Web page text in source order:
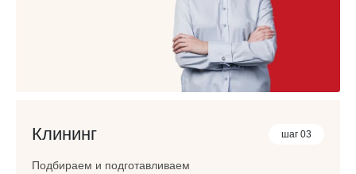
шаг 03
Клининг
Подбираем и подготавливаем